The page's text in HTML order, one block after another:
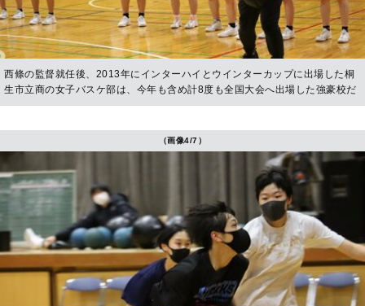
西條の監督就任後、2013年にインターハイとウインターカップに出場した桐
生市立商の女子バスケ部は、今年も含め計8度も全国大会へ出場した強豪校だ
（画像4/7）